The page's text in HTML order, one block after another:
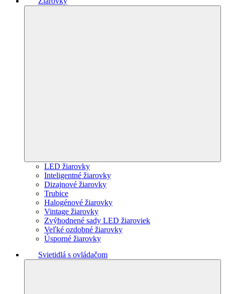
LED žiarovky
Inteligentné žiarovky
Dizajnové žiarovky
Trubice
Halogénové žiarovky
Vintage žiarovky
Zvýhodnené sady LED žiaroviek
Veľké ozdobné žiarovky
Úsporné žiarovky
Svietidlá s ovládačom